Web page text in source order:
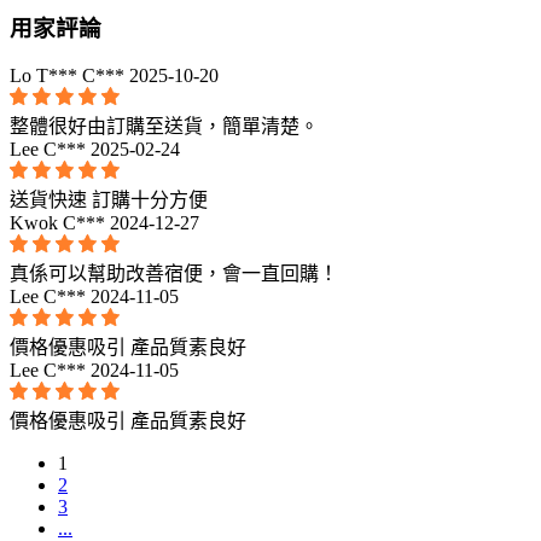
用家評論
Lo T*** C*** 2025-10-20
整體很好由訂購至送貨，簡單清楚。
Lee C*** 2025-02-24
送貨快速 訂購十分方便
Kwok C*** 2024-12-27
真係可以幫助改善宿便，會一直回購！
Lee C*** 2024-11-05
價格優惠吸引 產品質素良好
Lee C*** 2024-11-05
價格優惠吸引 產品質素良好
1
2
3
...